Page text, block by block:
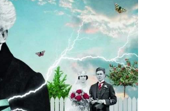
والفكرة الأخيرة ليست غريبة، إذ
الإنسان تمام أمرٍ من الأمور ثم زهد